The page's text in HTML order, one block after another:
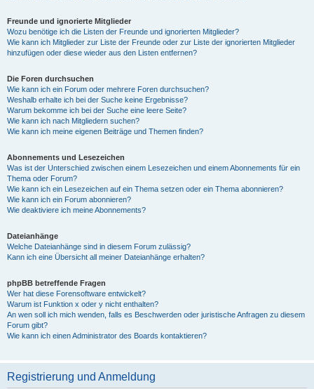
Freunde und ignorierte Mitglieder
Wozu benötige ich die Listen der Freunde und ignorierten Mitglieder?
Wie kann ich Mitglieder zur Liste der Freunde oder zur Liste der ignorierten Mitglieder
hinzufügen oder diese wieder aus den Listen entfernen?
Die Foren durchsuchen
Wie kann ich ein Forum oder mehrere Foren durchsuchen?
Weshalb erhalte ich bei der Suche keine Ergebnisse?
Warum bekomme ich bei der Suche eine leere Seite?
Wie kann ich nach Mitgliedern suchen?
Wie kann ich meine eigenen Beiträge und Themen finden?
Abonnements und Lesezeichen
Was ist der Unterschied zwischen einem Lesezeichen und einem Abonnements für ein
Thema oder Forum?
Wie kann ich ein Lesezeichen auf ein Thema setzen oder ein Thema abonnieren?
Wie kann ich ein Forum abonnieren?
Wie deaktiviere ich meine Abonnements?
Dateianhänge
Welche Dateianhänge sind in diesem Forum zulässig?
Kann ich eine Übersicht all meiner Dateianhänge erhalten?
phpBB betreffende Fragen
Wer hat diese Forensoftware entwickelt?
Warum ist Funktion x oder y nicht enthalten?
An wen soll ich mich wenden, falls es Beschwerden oder juristische Anfragen zu diesem
Forum gibt?
Wie kann ich einen Administrator des Boards kontaktieren?
Registrierung und Anmeldung